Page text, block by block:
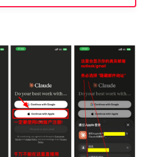
HotNets20 IoC
ASPLOS20 OEC
ASPLOS23 Kodan
ASPLOS24 EagleEye